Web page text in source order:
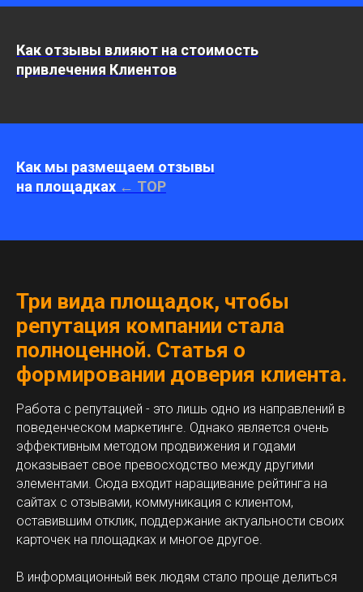
Как отзывы влияют на стоимость
привлечения Клиентов
Как мы размещаем отзывы
на площадках ← TOP
Три вида площадок, чтобы
репутация компании стала
полноценной. Статья о
формировании доверия клиента.
Работа с репутацией - это лишь одно из направлений в
поведенческом маркетинге. Однако является очень
эффективным методом продвижения и годами
доказывает свое превосходство между другими
элементами. Сюда входит наращивание рейтинга на
сайтах с отзывами, коммуникация с клиентом,
оставившим отклик, поддержание актуальности своих
карточек на площадках и многое другое.
В информационный век людям стало проще делиться